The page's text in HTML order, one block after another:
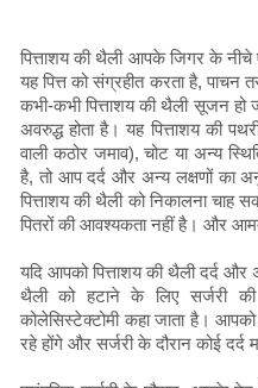
पित्ताशय की थैली आपके जिगर के
यह पित्त को संग्रहीत करता है, पाचन
कभी-कभी पित्ताशय की थैली सूजन हो
अवरुद्ध होता है। यह पित्ताशय की
वाली कठोर जमाव), चोट या अन्य
है, तो आप दर्द और अन्य लक्षणों
पित्ताशय की थैली को निकालना
पितरों की आवश्यकता नहीं है। और
यदि आपको पित्ताशय की थैली दर्द
थैली को हटाने के लिए सर्जरी
कोलेसिस्टेक्टोमी कहा जाता है।
रहे होंगे और सर्जरी के दौरान कोई दर्द